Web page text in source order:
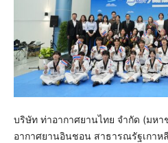
บริษัท ท่าอากาศยานไทย จำกัด (มหา
อากาศยานอินชอน สาธารณรัฐเกาห